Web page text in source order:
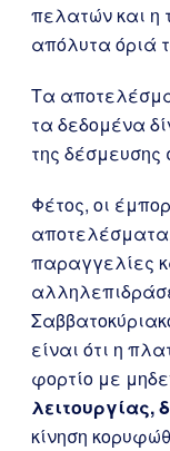
πελατών και η
απόλυτα όριά
Τα
τα δεδομένα
της δέσμευσης
Φέτος, οι
αποτελέσματα,
παραγγελίες
είναι ότι η
φορτίο με
λειτουργίας,
κίνηση